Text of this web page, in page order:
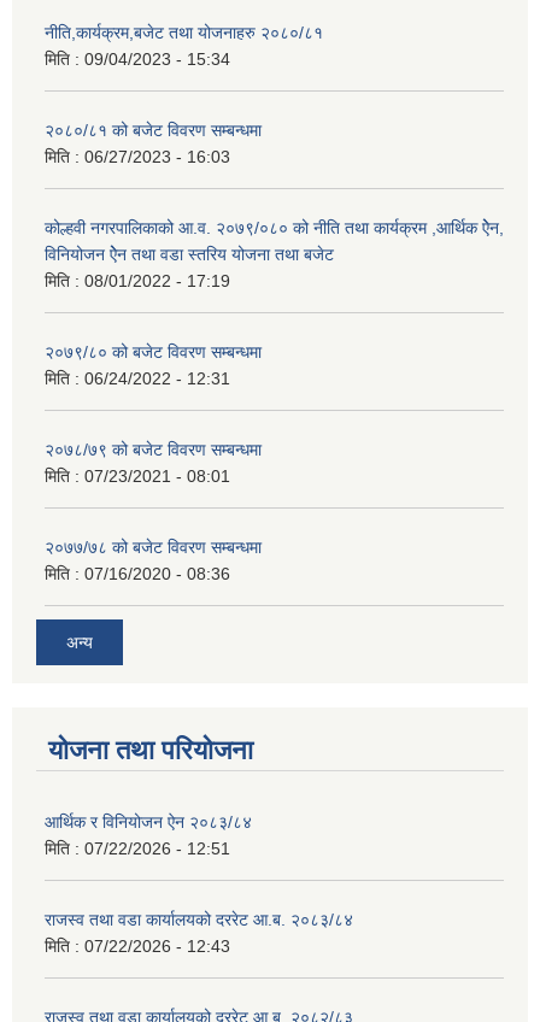
नीति,कार्यक्रम,बजेट तथा योजनाहरु २०८०/८१
मिति : 09/04/2023 - 15:34
२०८०/८१ को बजेट विवरण सम्बन्धमा
मिति : 06/27/2023 - 16:03
कोल्हवी नगरपालिकाको आ.व. २०७९/०८० को नीति तथा कार्यक्रम ,आर्थिक ऐेन,
विनियोजन ऐेन तथा वडा स्तरिय योजना तथा बजेट
मिति : 08/01/2022 - 17:19
२०७९/८० को बजेट विवरण सम्बन्धमा
मिति : 06/24/2022 - 12:31
२०७८/७९ को बजेट विवरण सम्बन्धमा
मिति : 07/23/2021 - 08:01
२०७७/७८ को बजेट विवरण सम्बन्धमा
मिति : 07/16/2020 - 08:36
अन्य
योजना तथा परियोजना
आर्थिक र विनियोजन ऐन २०८३/८४
मिति : 07/22/2026 - 12:51
राजस्व तथा वडा कार्यालयको दररेट आ.ब. २०८३/८४
मिति : 07/22/2026 - 12:43
राजस्व तथा वडा कार्यालयको दररेट आ.ब. २०८२/८३